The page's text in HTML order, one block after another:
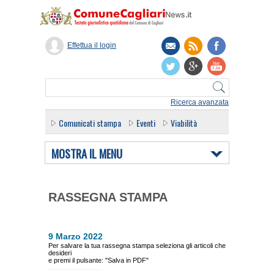
Ricerca avanzata
Effettua il login
Comunicati stampa Eventi Viabilità
MOSTRA IL MENU
RASSEGNA STAMPA
9 Marzo 2022
Per salvare la tua rassegna stampa seleziona gli articoli che
desideri
e premi il pulsante: "Salva in PDF"